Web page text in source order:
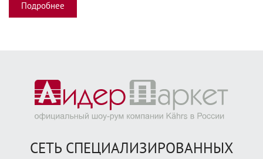
Подробнее
СЕТЬ СПЕЦИАЛИЗИРОВАННЫХ